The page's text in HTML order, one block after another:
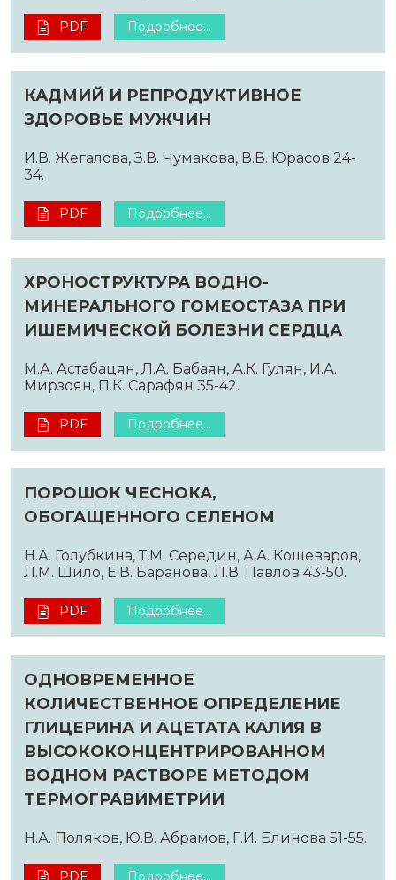
PDF Подробнее...
КАДМИЙ И РЕПРОДУКТИВНОЕ
ЗДОРОВЬЕ МУЖЧИН
И.В. Жегалова, З.В. Чумакова, В.В. Юрасов 24-
34.
PDF Подробнее...
ХРОНОСТРУКТУРА ВОДНО-
МИНЕРАЛЬНОГО ГОМЕОСТАЗА ПРИ
ИШЕМИЧЕСКОЙ БОЛЕЗНИ СЕРДЦА
М.А. Астабацян, Л.А. Бабаян, А.К. Гулян, И.А.
Мирзоян, П.К. Сарафян 35-42.
PDF Подробнее...
ПОРОШОК ЧЕСНОКА,
ОБОГАЩЕННОГО СЕЛЕНОМ
Н.А. Голубкина, Т.М. Середин, А.А. Кошеваров,
Л.М. Шило, Е.В. Баранова, Л.В. Павлов 43-50.
PDF Подробнее...
ОДНОВРЕМЕННОЕ
КОЛИЧЕСТВЕННОЕ ОПРЕДЕЛЕНИЕ
ГЛИЦЕРИНА И АЦЕТАТА КАЛИЯ В
ВЫСОКОКОНЦЕНТРИРОВАННОМ
ВОДНОМ РАСТВОРЕ МЕТОДОМ
ТЕРМОГРАВИМЕТРИИ
Н.А. Поляков, Ю.В. Абрамов, Г.И. Блинова 51-55.
PDF Подробнее...